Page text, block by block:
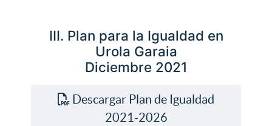
III. Plan para la Igualdad en
Urola Garaia
Diciembre 2021
Descargar Plan de Igualdad
2021-2026